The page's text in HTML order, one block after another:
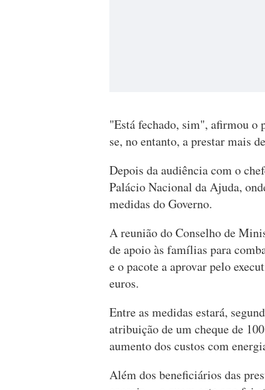
"Está fechado, sim", afirmou
se, no entanto, a prestar mais
Depois da audiência com o
Palácio Nacional da Ajuda,
medidas do Governo.
A reunião do Conselho de
de apoio às famílias para
e o pacote a aprovar pelo
euros.
Entre as medidas estará,
atribuição de um cheque de
aumento dos custos com
Além dos beneficiários das